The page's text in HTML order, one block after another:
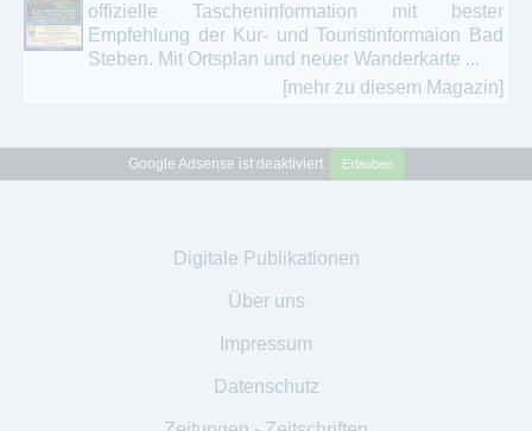
offizielle Tascheninformation mit bester
Empfehlung der Kur- und Touristinformaion Bad
Steben. Mit Ortsplan und neuer Wanderkarte ...
[mehr zu diesem Magazin]
Google Adsense ist deaktiviert. Erlauben
Digitale Publikationen
Über uns
Impressum
Datenschutz